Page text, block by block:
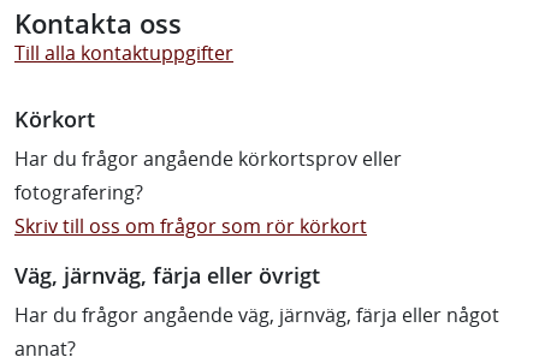
Kontakta oss
Till alla kontaktuppgifter
Körkort
Har du frågor angående körkortsprov eller
fotografering?
Skriv till oss om frågor som rör körkort
Väg, järnväg, färja eller övrigt
Har du frågor angående väg, järnväg, färja eller något
annat?